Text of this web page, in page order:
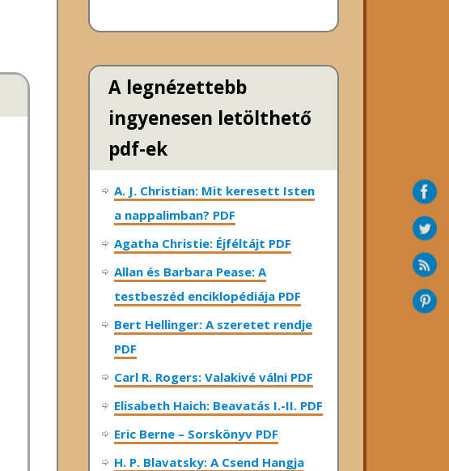
A legnézettebb
ingyenesen letölthető
pdf-ek
A. J. Christian: Mit keresett Isten
a nappalimban? PDF
Agatha Christie: Éjféltájt PDF
Allan és Barbara Pease: A
testbeszéd enciklopédiája PDF
Bert Hellinger: A ​szeretet rendje
PDF
Carl R. Rogers: Valakivé válni PDF
Elisabeth Haich: Beavatás I.-II. PDF
Eric Berne – Sorskönyv PDF
H. P. Blavatsky: A Csend Hangja